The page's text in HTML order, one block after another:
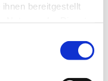
bereitgestellt